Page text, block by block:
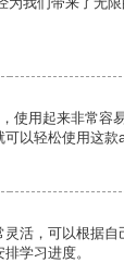
使用起来非常容
以轻松使用这款
活，可以根据自
学习进度。